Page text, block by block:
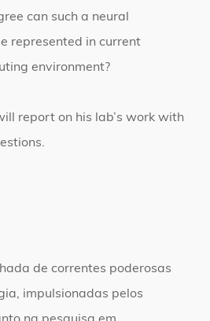
can such a neural
represented in current
environment?
report on his lab’s work with
de correntes poderosas
impulsionadas pelos